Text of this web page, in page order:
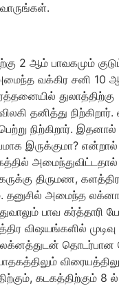
2 ஆம் பாவகமும்
வக்கிர சனி 10
துலாத்திற்கு
தனித்து
நிற்கிறார். இதனால்
இருக்குமா?
அமைந்துவிட்டதால்
திருமண,
தனுசில் அமைந்த
பாவ
விஷயங்களில்
லக்னத்துடன் தொடர்பான
பாதகத்திலும்
கடகத்திற்கும் 8